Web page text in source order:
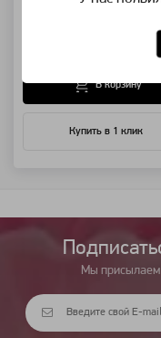
Купить в 1 клик
В корзину
Мы присылаем